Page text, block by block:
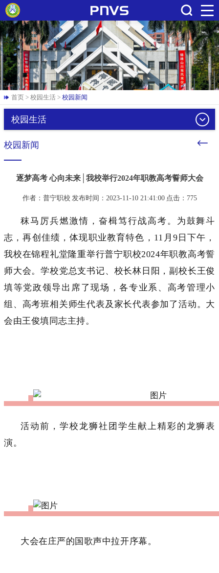
搜索
首页 > 校园生活 > 校园新闻
校园生活
校园新闻
逐梦高考 心向未来│我校举行2024年职教高考誓师大会
作者：普宁职校 发布时间：2023-11-10 21:41:00 点击： 775
秣马厉兵燃激情，奋楫笃行战高考。为鼓舞斗
志，再创佳绩，体现职业教育特色，11月9日下午，
我校在锦程礼堂隆重举行普宁职校2024年职教高考誓
师大会。学校党总支书记、校长林日阳，副校长王俊
填等党政领导出席了现场，各专业系、高考管理小
组、高考班相关师生代表及家长代表参加了活动。大
会由王俊填同志主持。
活动前，学校龙狮社团学生献上精彩的龙狮表
演。
大会在庄严的国歌声中拉开序幕。